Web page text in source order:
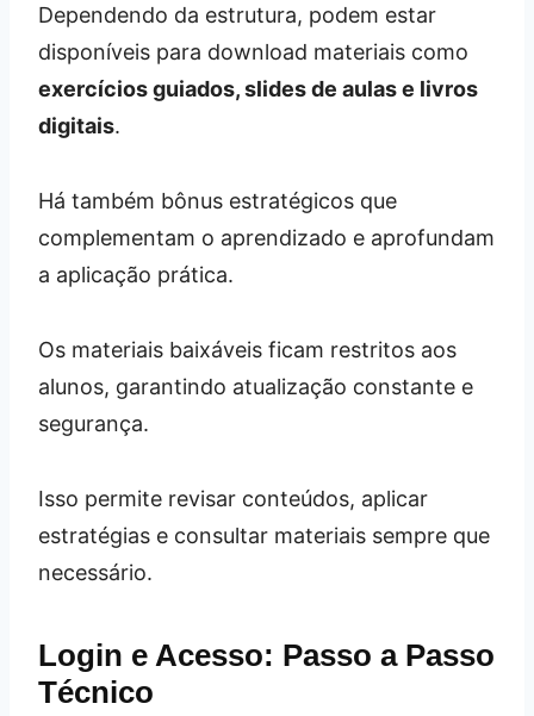
Dependendo da estrutura, podem estar
disponíveis para download materiais como
exercícios guiados, slides de aulas e livros
digitais.
Há também bônus estratégicos que
complementam o aprendizado e aprofundam
a aplicação prática.
Os materiais baixáveis ficam restritos aos
alunos, garantindo atualização constante e
segurança.
Isso permite revisar conteúdos, aplicar
estratégias e consultar materiais sempre que
necessário.
Login e Acesso: Passo a Passo
Técnico